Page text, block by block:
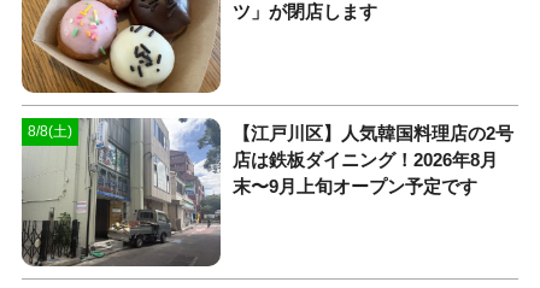
ツ」が閉店します
8/8(土)
【江戸川区】人気韓国料理店の2号
店は鉄板ダイニング！2026年8月
末〜9月上旬オープン予定です